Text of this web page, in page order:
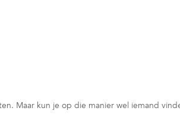
Maar kun je op die manier wel iemand